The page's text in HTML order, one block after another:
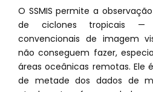
O SSMIS permite a
de ciclones tropicais —
convencionais de imagem
não conseguem fazer,
áreas oceânicas remotas. Ele
de metade dos dados de